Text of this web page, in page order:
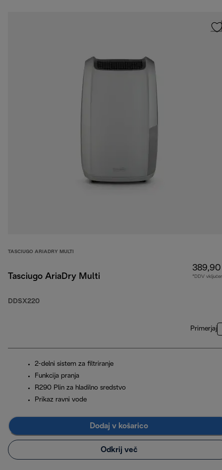
TASCIUGO ARIADRY MULTI
Tasciugo AriaDry Multi
DDSX220
*DDV
Primerjaj
2-delni sistem za filtriranje
Funkcija pranja
R290 Plin za hladilno sredstvo
Prikaz ravni vode
Dodaj v košarico
Odkrij več